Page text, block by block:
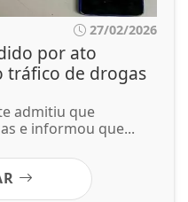
27/02/2026
por ato
tráfico de drogas
admitiu que
e informou que...